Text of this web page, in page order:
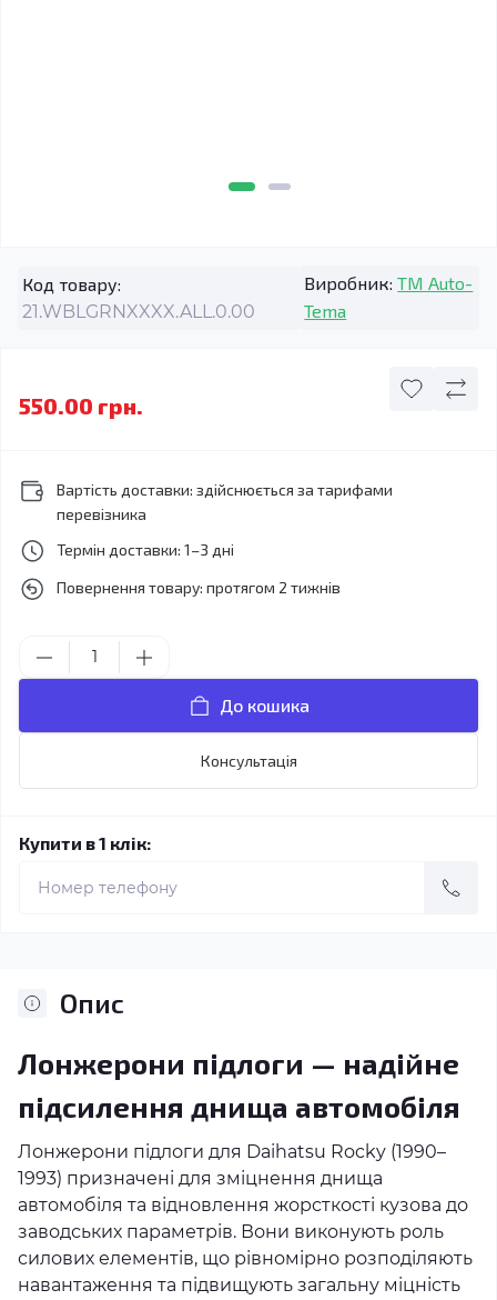
Код товару:
21.WBLGRNXXXX.ALL.0.00
Виробник: TM Auto-
Tema
550.00 грн.
Вартість доставки: здійснюється за тарифами
перевізника
Термін доставки: 1–3 дні
Повернення товару: протягом 2 тижнів
До кошика
Консультація
Купити в 1 клік:
Опис
Лонжерони підлоги — надійне
підсилення днища автомобіля
Лонжерони підлоги для Daihatsu Rocky (1990–
1993) призначені для зміцнення днища
автомобіля та відновлення жорсткості кузова до
заводських параметрів. Вони виконують роль
силових елементів, що рівномірно розподіляють
навантаження та підвищують загальну міцність